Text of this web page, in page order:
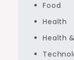
Food
Health
Health